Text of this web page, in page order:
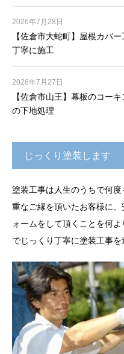
【佐倉市大蛇町】屋根カバ
丁寧に施工
2026年7月28日
【佐倉市山王】幕板のコー
の下地処理
2026年7月27日
じっくり塗装します
塗装工事は人生のうちで何
重なご縁を頂いたお客様に
ォームをして頂くことを何
でじっくり丁寧に塗装工事